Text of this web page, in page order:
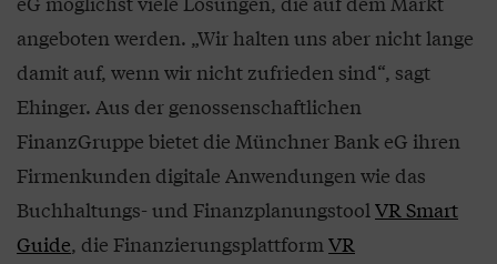
angeboten werden. „Wir halten uns aber nicht lange
damit auf, wenn wir nicht zufrieden sind“, sagt
Ehinger. Aus der genossenschaftlichen
FinanzGruppe bietet die Münchner Bank eG ihren
Firmenkunden digitale Anwendungen wie das
Buchhaltungs- und FinanzplanungstoolVR Smart
Guide, die FinanzierungsplattformVR